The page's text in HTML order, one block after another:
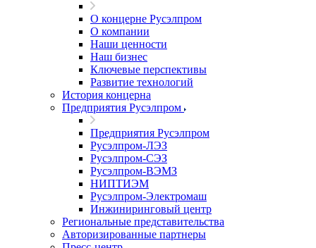
О концерне Русэлпром
О компании
Наши ценности
Наш бизнес
Ключевые перспективы
Развитие технологий
История концерна
Предприятия Русэлпром
Предприятия Русэлпром
Русэлпром-ЛЭЗ
Русэлпром-СЭЗ
Русэлпром-ВЭМЗ
НИПТИЭМ
Русэлпром-Электромаш
Инжиниринговый центр
Региональные представительства
Авторизированные партнеры